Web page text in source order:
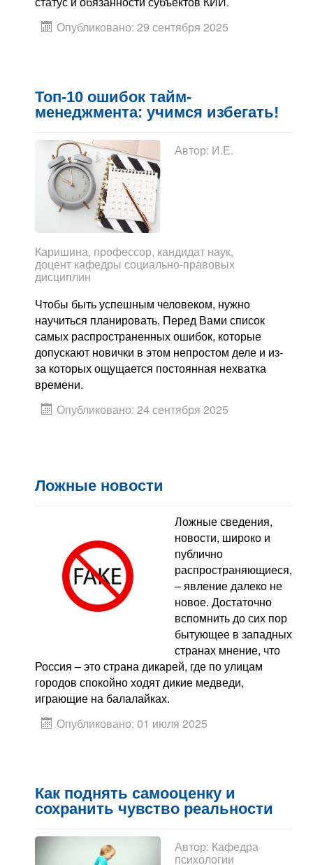
Опубликовано: 29 сентября 2025
Топ-10 ошибок тайм-
менеджмента: учимся избегать!
Автор: И.Е.
Каришина, профессор, кандидат наук,
доцент кафедры социально-правовых
дисциплин
Чтобы быть успешным человеком, нужно
научиться планировать. Перед Вами список
самых распространенных ошибок, которые
допускают новички в этом непростом деле и из-
за которых ощущается постоянная нехватка
времени.
Опубликовано: 24 сентября 2025
Ложные новости
Ложные сведения,
новости, широко и
публично
распространяющиеся,
– явление далеко не
новое. Достаточно
вспомнить до сих пор
бытующее в западных
странах мнение, что
Россия – это страна дикарей, где по улицам
городов спокойно ходят дикие медведи,
играющие на балалайках.
Опубликовано: 01 июля 2025
Как поднять самооценку и
сохранить чувство реальности
Автор: Кафедра
психологии